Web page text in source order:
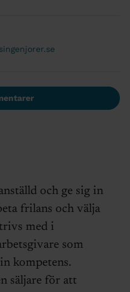
och ge sig in
frilans och välja
med i
som
kompetens.
säljare för att